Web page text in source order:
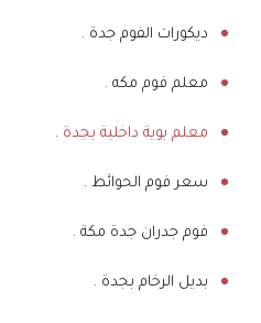
ديكورات الفوم جدة .
معلم فوم مكه .
معلم بوية داخلية بجدة .
سعر فوم الحوائط .
فوم جدران جدة مكة .
بديل الرخام بجدة .